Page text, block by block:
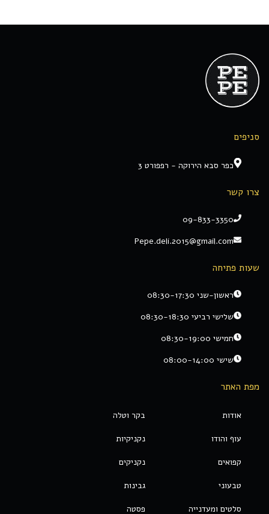
סניפים
כפר סבא הירוקה - רפפורט 3
צרו קשר
09-833-3350
Pepe.deli.2015@gmail.com
שעות פתיחה
ראשון-שני 08:30-17:30
שלישי רביעי 08:30-18:30
חמישי 08:30-19:00
שישי 08:00-14:00
מפת האתר
אודות בקר וטלה
עוף והודו נקניקיות
קפואים נקניקים
טבעוני גבינות
סלטים ומעדנייה פסטה